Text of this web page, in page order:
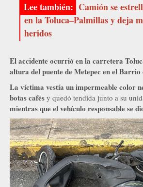
Camión se
en la Toluca–Palmillas y deja
heridos
El accidente ocurrió en la carretera
altura del puente de Metepec en el
La víctima vestía un impermeable color
botas cafés y quedó tendida junto a su
mientras que el vehículo responsable se